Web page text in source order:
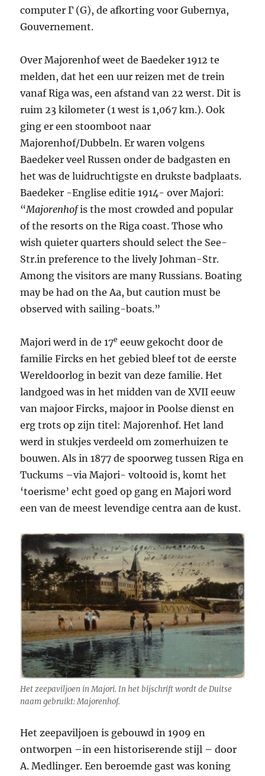
computer Г (G), de afkorting voor Gubernya,
Gouvernement.
Over Majorenhof weet de Baedeker 1912 te
melden, dat het een uur reizen met de trein
vanaf Riga was, een afstand van 22 werst. Dit is
ruim 23 kilometer (1 west is 1,067 km.). Ook
ging er een stoomboot naar
Majorenhof/Dubbeln. Er waren volgens
Baedeker veel Russen onder de badgasten en
het was de luidruchtigste en drukste badplaats.
Baedeker -Englise editie 1914- over Majori:
“Majorenhofis the most crowded and popular
of the resorts on the Riga coast. Those who
wish quieter quarters should select the See-
Str.in preference to the lively Johman-Str.
Among the visitors are many Russians. Boating
may be had on the Aa, but caution must be
observed with sailing-boats.”
Majori werd in de 17e eeuw gekocht door de
familie Fircks en het gebied bleef tot de eerste
Wereldoorlog in bezit van deze familie. Het
landgoed was in het midden van de XVII eeuw
van majoor Fircks, majoor in Poolse dienst en
erg trots op zijn titel: Majorenhof. Het land
werd in stukjes verdeeld om zomerhuizen te
bouwen. Als in 1877 de spoorweg tussen Riga en
Tuckums –via Majori- voltooid is, komt het
‘toerisme’ echt goed op gang en Majori word
een van de meest levendige centra aan de kust.
Het zeepaviljoen in Majori. In het bijschrift wordt de Duitse
naam gebruikt: Majorenhof.
Het zeepaviljoen is gebouwd in 1909 en
ontworpen –in een historiserende stijl – door
A. Medlinger. Een beroemde gast was koning